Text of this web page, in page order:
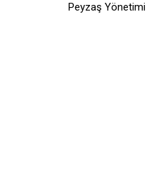
Peyzaş Yönetimi